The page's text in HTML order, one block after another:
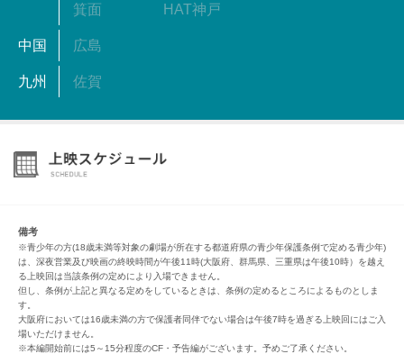
箕面 HAT神戸
中国 広島
九州 佐賀
備考
※青少年の方(18歳未満等対象の劇場が所在する都道府県の青少年保護条例で定める青少年)
は、深夜営業及び映画の終映時間が午後11時(大阪府、群馬県、三重県は午後10時）を越え
る上映回は当該条例の定めにより入場できません。
但し、条例が上記と異なる定めをしているときは、条例の定めるところによるものとしま
す。
大阪府においては16歳未満の方で保護者同伴でない場合は午後7時を過ぎる上映回にはご入
場いただけません。
※本編開始前には5～15分程度のCF・予告編がございます。予めご了承ください。